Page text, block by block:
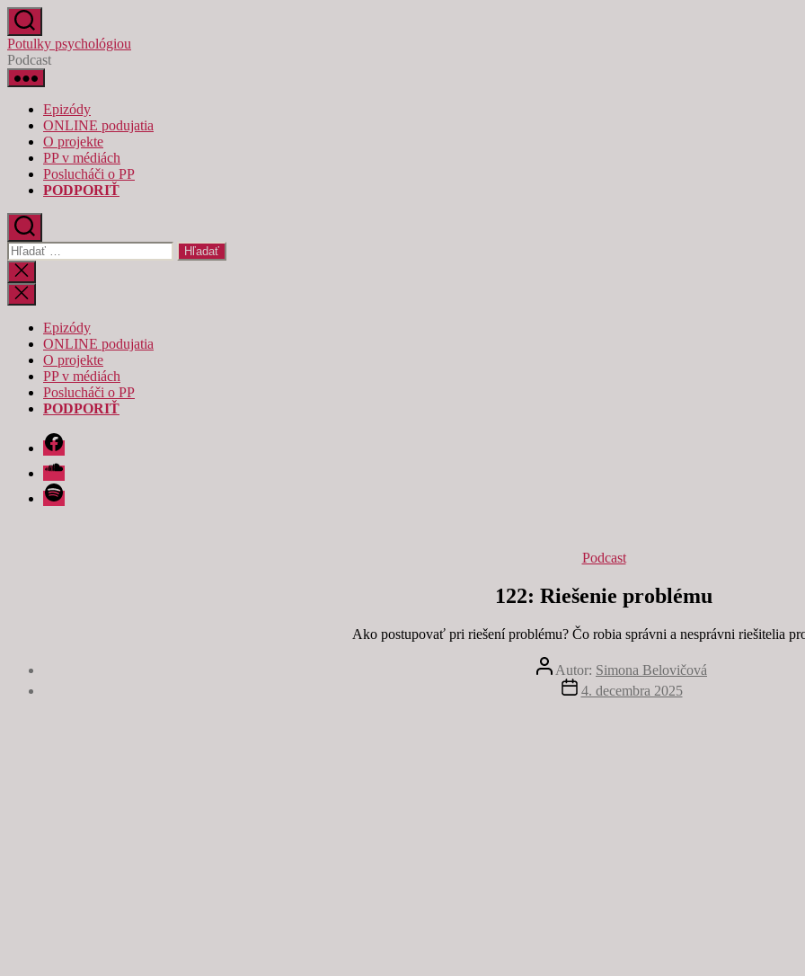
Preskočiť
na
obsah
Potulky psychológiou
Podcast
Epizódy
ONLINE podujatia
O projekte
PP v médiách
Poslucháči o PP
PODPORIŤ
Vyhľadať:
Zatvoriť
vyhľadávanie
Epizódy
ONLINE podujatia
O projekte
PP v médiách
Poslucháči o PP
PODPORIŤ
Facebook
Soundcloud
Spotify
Kategórie
Podcast
122: Riešenie problému
Ako postupovať pri riešení problému? Čo robia správni a nesprávni riešitelia
Autor
článku
Autor: Simona Belovičová
Dátum
článku
4. decembra 2025